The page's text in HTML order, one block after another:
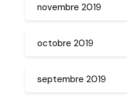
novembre 2019
octobre 2019
septembre 2019